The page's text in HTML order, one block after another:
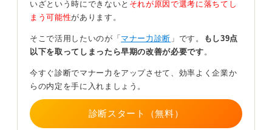
大幅に遅刻してしまった場合は、次の予定などの関係か
ら面接がキャンセルとなり、後日という可能性も考えら
れます。
その際は、電話で告げられるケースもあれば会場で伝え
られるケースもあり、どちらの場合でも真摯に謝罪を
し、遅延による遅刻であっても言い訳をしすぎないよう
社会人になったら、電車の遅延であっても遅刻は遅刻だ
いざという時にできないと それが原因で選考に落ちてし
まう可能性があります。
そこで活用したいのが「 マナー力診断 」です。
もし39点
以下を取ってしまったら早期の改善が必要です 。
今すぐ診断でマナー力をアップさせて、効率よく企業か
らの内定を手に入れましょう。
診断スタート（無料）